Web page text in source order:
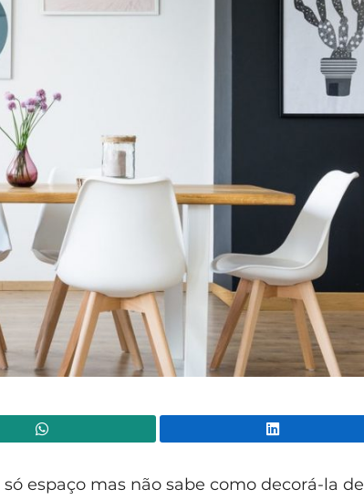
espaço mas não sabe como decorá-la de